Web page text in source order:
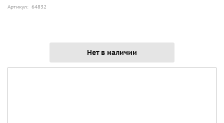
Артикул: 64832
Нет в наличии